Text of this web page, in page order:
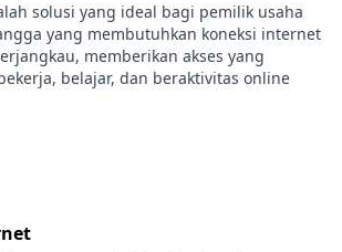
solusi yang ideal bagi pemilik usaha
yang membutuhkan koneksi internet
memberikan akses yang
belajar, dan beraktivitas online